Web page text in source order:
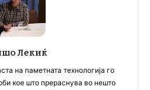
Лекиќ
на паметната технологија го
кое што прераснува во нешто